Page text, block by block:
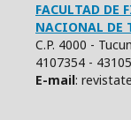
FACULTAD DE
NACIONAL DE
C.P. 4000 -
4107354 -
E-mail: